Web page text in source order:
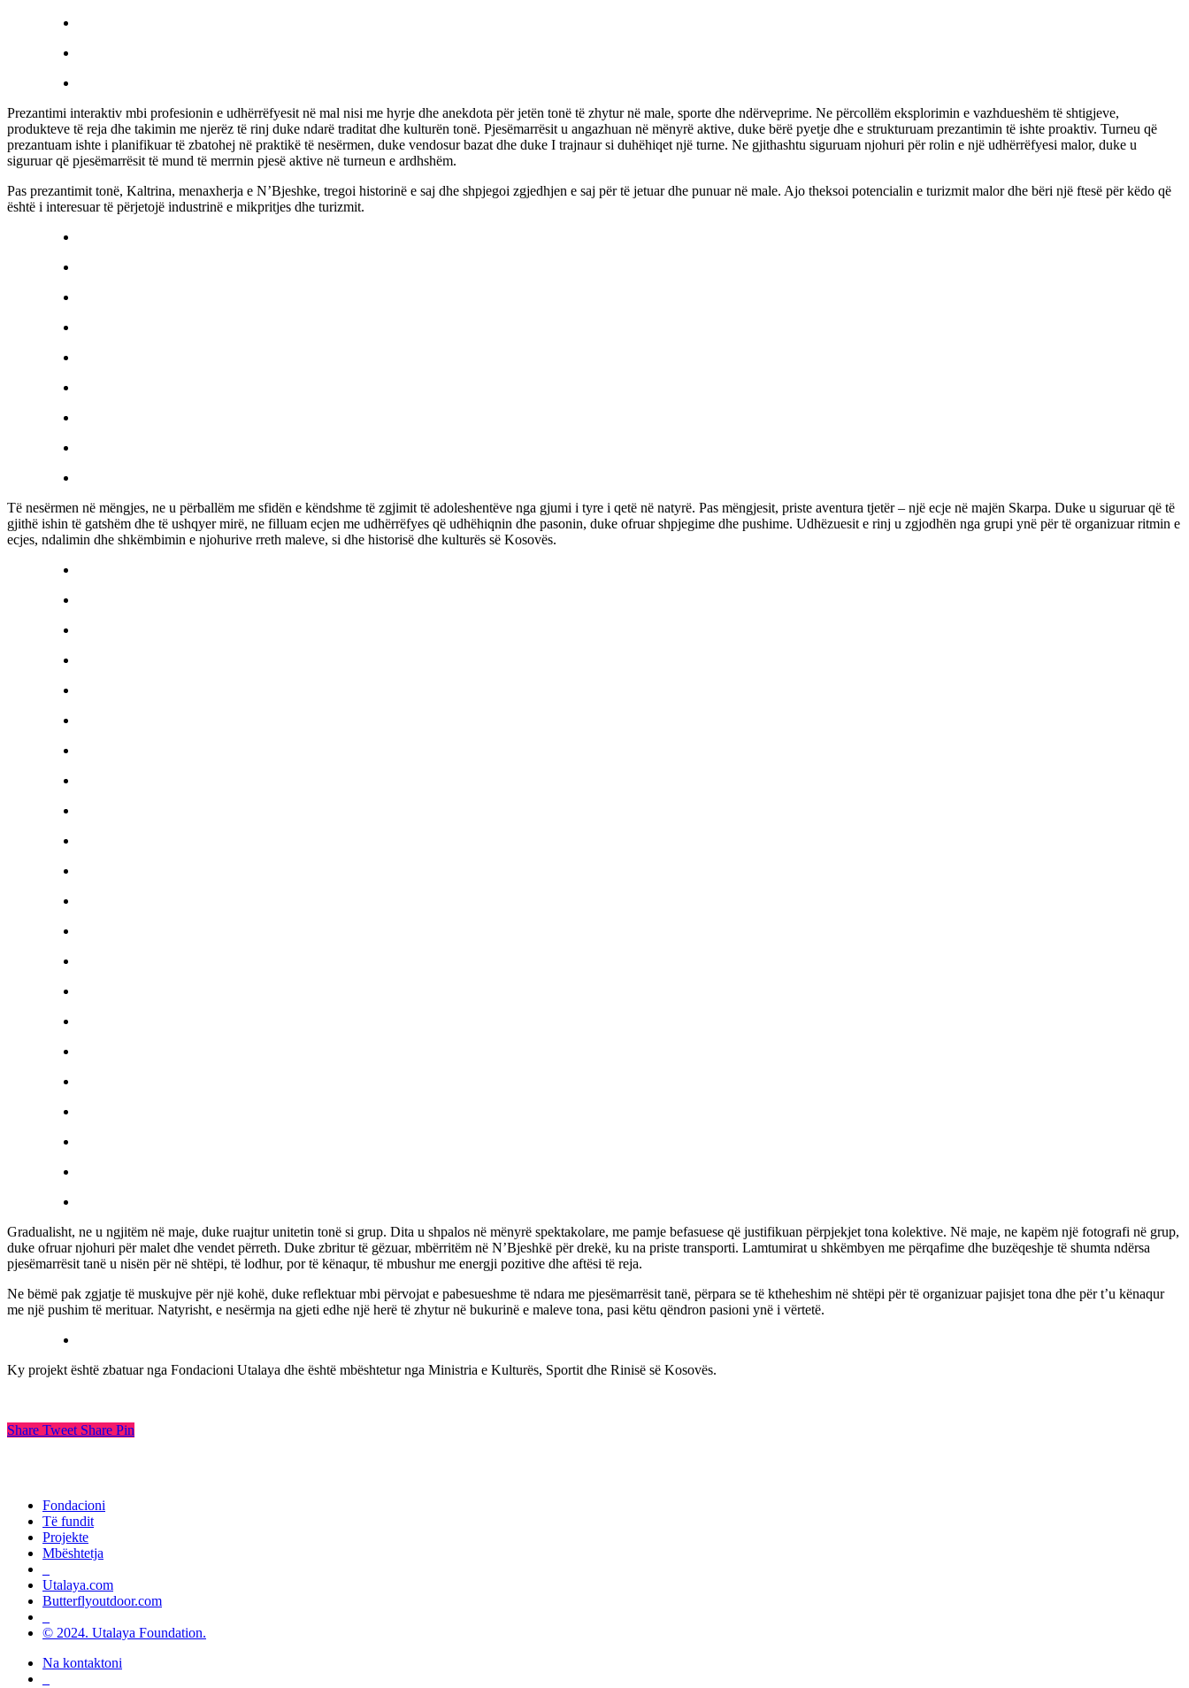
Prezantimi interaktiv mbi profesionin e udhërrëfyesit në mal nisi me hyrje dhe anekdota për jetën tonë të zhytur në male, sporte dhe ndërveprime. Ne përcollëm eksplorimin e vazhdueshëm të shtigjeve,
produkteve të reja dhe takimin me njerëz të rinj duke ndarë traditat dhe kulturën tonë. Pjesëmarrësit u angazhuan në mënyrë aktive, duke bërë pyetje dhe e strukturuam prezantimin të ishte proaktiv. Turneu që
prezantuam ishte i planifikuar të zbatohej në praktikë të nesërmen, duke vendosur bazat dhe duke I trajnaur si duhëhiqet një turne. Ne gjithashtu siguruam njohuri për rolin e një udhërrëfyesi malor, duke u
siguruar që pjesëmarrësit të mund të merrnin pjesë aktive në turneun e ardhshëm.
Pas prezantimit tonë, Kaltrina, menaxherja e N’Bjeshke, tregoi historinë e saj dhe shpjegoi zgjedhjen e saj për të jetuar dhe punuar në male. Ajo theksoi potencialin e turizmit malor dhe bëri një ftesë për këdo që
është i interesuar të përjetojë industrinë e mikpritjes dhe turizmit.
Të nesërmen në mëngjes, ne u përballëm me sfidën e këndshme të zgjimit të adoleshentëve nga gjumi i tyre i qetë në natyrë. Pas mëngjesit, priste aventura tjetër – një ecje në majën Skarpa. Duke u siguruar që të
gjithë ishin të gatshëm dhe të ushqyer mirë, ne filluam ecjen me udhërrëfyes që udhëhiqnin dhe pasonin, duke ofruar shpjegime dhe pushime. Udhëzuesit e rinj u zgjodhën nga grupi ynë për të organizuar ritmin e
ecjes, ndalimin dhe shkëmbimin e njohurive rreth maleve, si dhe historisë dhe kulturës së Kosovës.
Gradualisht, ne u ngjitëm në maje, duke ruajtur unitetin tonë si grup. Dita u shpalos në mënyrë spektakolare, me pamje befasuese që justifikuan përpjekjet tona kolektive. Në maje, ne kapëm një fotografi në grup,
duke ofruar njohuri për malet dhe vendet përreth. Duke zbritur të gëzuar, mbërritëm në N’Bjeshkë për drekë, ku na priste transporti. Lamtumirat u shkëmbyen me përqafime dhe buzëqeshje të shumta ndërsa
pjesëmarrësit tanë u nisën për në shtëpi, të lodhur, por të kënaqur, të mbushur me energji pozitive dhe aftësi të reja.
Ne bëmë pak zgjatje të muskujve për një kohë, duke reflektuar mbi përvojat e pabesueshme të ndara me pjesëmarrësit tanë, përpara se të ktheheshim në shtëpi për të organizuar pajisjet tona dhe për t’u kënaqur
me një pushim të merituar. Natyrisht, e nesërmja na gjeti edhe një herë të zhytur në bukurinë e maleve tona, pasi këtu qëndron pasioni ynë i vërtetë.
Ky projekt është zbatuar nga Fondacioni Utalaya dhe është mbështetur nga Ministria e Kulturës, Sportit dhe Rinisë së Kosovës.
Share Tweet Share Pin
Fondacioni
Të fundit
Projekte
Mbështetja
Utalaya.com
Butterflyoutdoor.com
© 2024. Utalaya Foundation.
Na kontaktoni